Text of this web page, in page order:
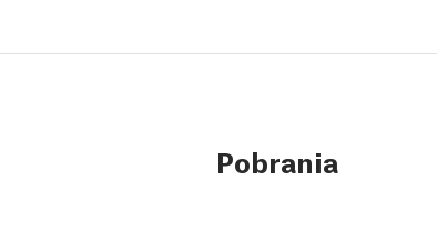
Pobrania